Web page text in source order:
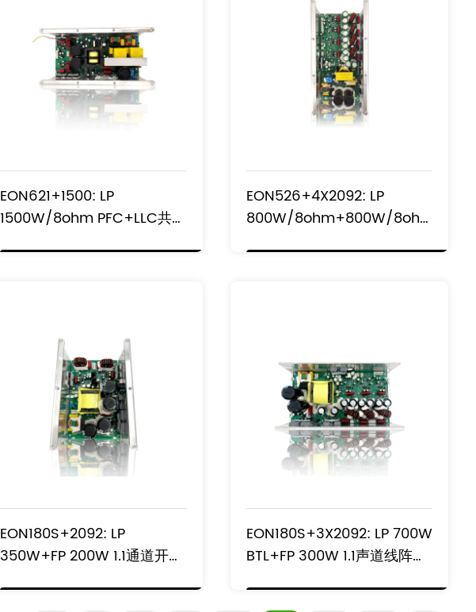
EON621+1500: LP
1500W/8ohm PFC+LLC共振
EON526+4X2092: LP
800W/8ohm+800W/8ohm
EON180S+2092: LP
350W+FP 200W 1.1通道开关
EON180S+3X2092: LP 700W
BTL+FP 300W 1.1声道线阵扬